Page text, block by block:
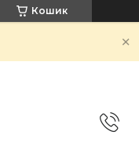
Кошик